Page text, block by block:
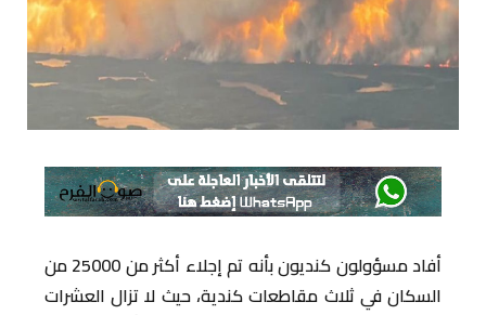
أفاد مسؤولون كنديون بأنه تم إجلاء أكثر من 25000 من
السكان في ثلاث مقاطعات كندية، حيث لا تزال العشرات